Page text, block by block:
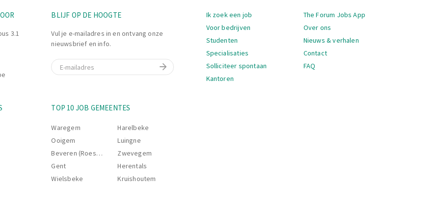
3.1
BLIJF OP DE HOOGTE
Vul je e-mailadres in en ontvang onze
nieuwsbrief en info.
E-mail
Navigatie
Ik zoek een job
Voor bedrijven
Studenten
Specialisaties
Solliciteer spontaan
Kantoren
The Forum Jobs App
Over ons
Nieuws & verhalen
Contact
FAQ
TOP 10 JOB GEMEENTES
Waregem
Ooigem
Beveren (Roeselare)
Gent
Wielsbeke
Harelbeke
Luingne
Zwevegem
Herentals
Kruishoutem